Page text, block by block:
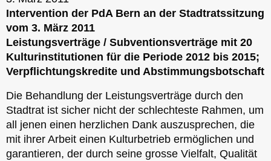
Intervention der PdA Bern an der Stadtratssitzung
vom 3. März 2011
Leistungsverträge / Subventionsverträge mit 20
Kulturinstitutionen für die Periode 2012 bis 2015;
Verpflichtungskredite und Abstimmungsbotschaft
Die Behandlung der Leistungsverträge durch den
Stadtrat ist sicher nicht der schlechteste Rahmen, um
all jenen einen herzlichen Dank auszusprechen, die
mit ihrer Arbeit einen Kulturbetrieb ermöglichen und
garantieren, der durch seine grosse Vielfalt, Qualität